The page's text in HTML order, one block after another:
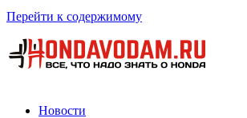
Перейти к содержимому
Новости